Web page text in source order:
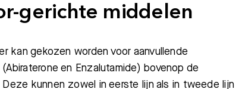
gerichte middelen
kan gekozen worden voor aanvullende
en Enzalutamide) bovenop de
kunnen zowel in eerste lijn als in tweede lijn